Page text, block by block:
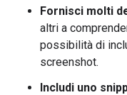
Fornisci molti
altri a
possibilità di
screenshot.
Includi uno